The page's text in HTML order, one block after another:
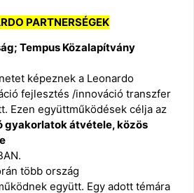
PARTNERSÉGEK
Tempus Közalapítvány
képeznek a Leonardo
fejlesztés /innováció transzfer
Ezen együttműködések célja az
gyakorlatok átvétele, közös
több ország
együtt. Egy adott témára